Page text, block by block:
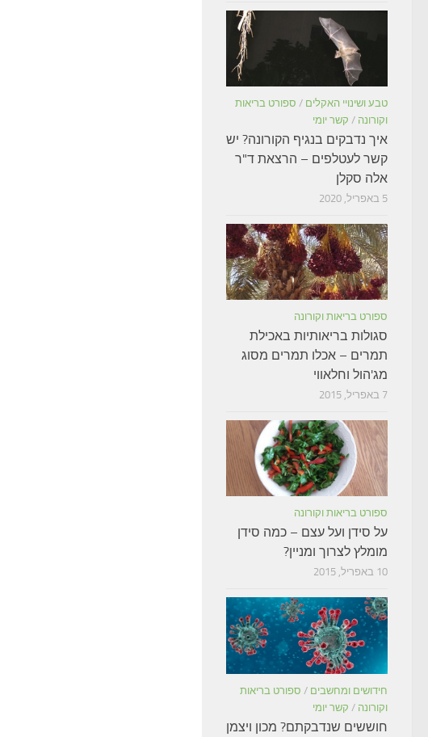
טבע ושינויי האקלים / ספורט בריאות
וקורונה / קשר יומי
איך נדבקים בנגיף הקורונה? יש
קשר לעטלפים – הרצאת ד"ר
אלה סקלן
5 באפריל, 2020
ספורט בריאות וקורונה
סגולות בריאותיות באכילת
תמרים – אכלו תמרים מסוג
מג'הול וחלאווי
7 באפריל, 2015
ספורט בריאות וקורונה
על סידן ועל עצם – כמה סידן
מומלץ לצרוך ומניין?
10 באפריל, 2015
חידושים ומחשבים / ספורט בריאות
וקורונה / קשר יומי
חוששים שנדבקתם? מכון ויצמן